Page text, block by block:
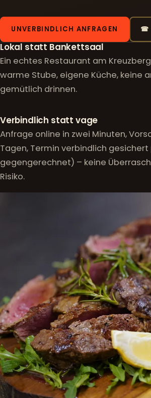
UNVERBINDLICH ANFRAGEN ☎
Warum bei uns
Lokal statt Bankettsaal
Ein echtes Restaurant am
warme Stube, eigene Küche, keine
gemütlich drinnen.
Verbindlich statt vage
Anfrage online in zwei Minuten,
Tagen, Termin verbindlich
gegengerechnet) – keine
Risiko.